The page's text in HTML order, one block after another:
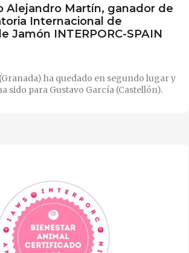
Alejandro Martín, ganador de
Internacional de
Jamón INTERPORC-SPAIN
ha quedado en segundo lugar y
sido para Gustavo García (Castellón).